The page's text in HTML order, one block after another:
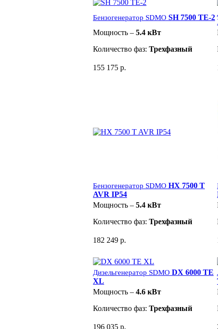
Бензогенератор SDMO SH 7500 TE-2
Мощность – 5.4 кВт
Количество фаз: Трехфазный
155 175 р.
Бензогенератор SDMO HX 7500 T
AVR IP54
Мощность – 5.4 кВт
Количество фаз: Трехфазный
182 249 р.
Дизельгенератор SDMO DX 6000 TE
XL
Мощность – 4.6 кВт
Количество фаз: Трехфазный
196 035 р.